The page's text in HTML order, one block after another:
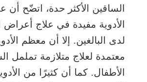
الساقين الأكثر حدة، اتضّح أن
الأدوية مفيدة في علاج أعراض
لدى البالغين. إلا أن معظم
معتمدة لعلاج متلازمة تململ
الأطفال. كما أن كثيرًا من